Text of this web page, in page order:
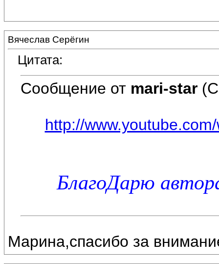
Вячеслав Серёгин
Цитата:
Сообщение от mari-star
http://
БлагоДарю
Марина,спасибо за